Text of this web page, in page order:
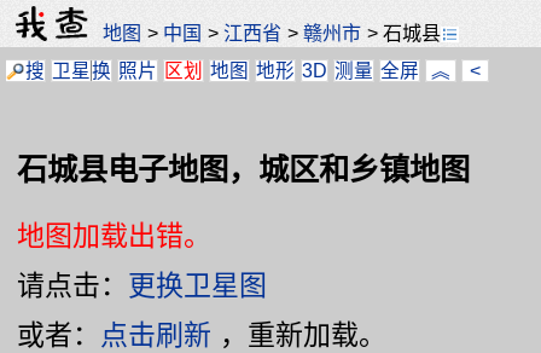
地图 > 中国 > 江西省 >赣州市 >石城县
搜 卫星换 照片 区划 地图 地形 3D 测量 全屏 ︽ <
石城县电子地图，城区和乡镇地图
地图加载出错。
请点击： 更换卫星图
或者： 点击刷新 ，重新加载。